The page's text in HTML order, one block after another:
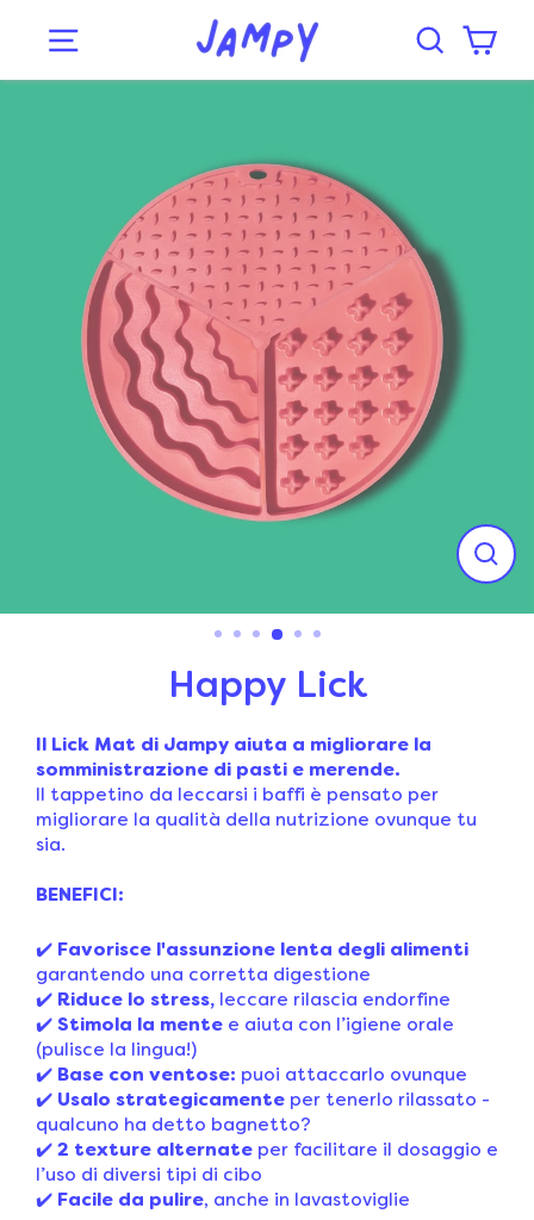
Happy Lick
Il Lick Mat di Jampy aiuta a migliorare la
somministrazione di pasti e merende.
Il tappetino da leccarsi i baffi è pensato per
migliorare la qualità della nutrizione ovunque tu
sia.
BENEFICI:
✔️ Favorisce l'assunzione lenta degli alimenti
garantendo una corretta digestione
✔️ Riduce lo stress, leccare rilascia endorfine
✔️ Stimola la mente e aiuta con l’igiene orale
(pulisce la lingua!)
✔️ Base con ventose: puoi attaccarlo ovunque
✔️ Usalo strategicamente per tenerlo rilassato -
qualcuno ha detto bagnetto?
✔️ 2 texture alternate per facilitare il dosaggio e
l’uso di diversi tipi di cibo
✔️ Facile da pulire, anche in lavastoviglie